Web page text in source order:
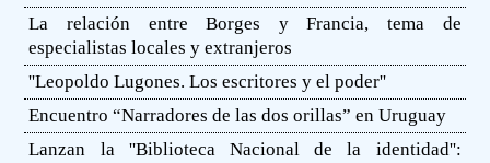
La relación entre Borges y Francia, tema de
especialistas locales y extranjeros
''Leopoldo Lugones. Los escritores y el poder''
Encuentro “Narradores de las dos orillas” en Uruguay
Lanzan la ''Biblioteca Nacional de la identidad'':